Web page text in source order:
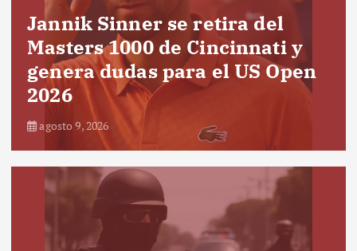
Jannik Sinner se retira del
Masters 1000 de Cincinnati y
genera dudas para el US Open
2026
agosto 9, 2026